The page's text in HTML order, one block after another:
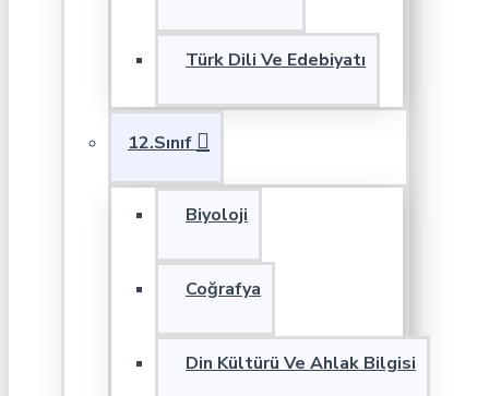
Türk Dili Ve Edebiyatı
12.Sınıf
Biyoloji
Coğrafya
Din Kültürü Ve Ahlak Bilgisi